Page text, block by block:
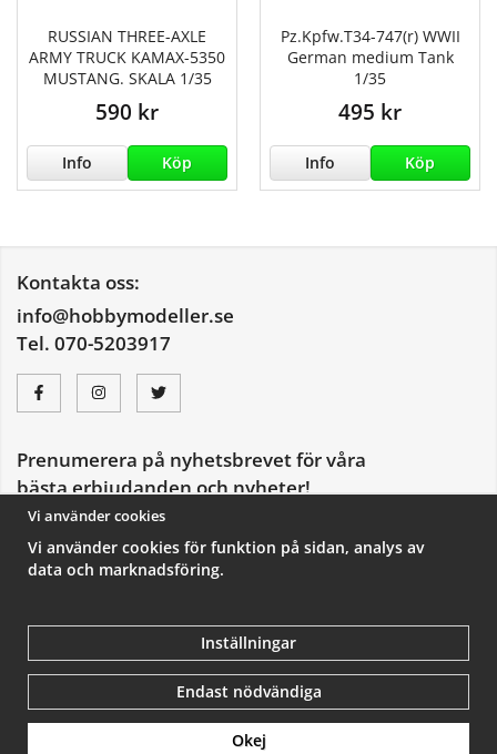
RUSSIAN THREE-AXLE
ARMY TRUCK KAMAX-5350
MUSTANG. SKALA 1/35
590 kr
Info Köp
Pz.Kpfw.T34-747(r) WWII
German medium Tank
1/35
495 kr
Info Köp
Kontakta oss:
info@hobbymodeller.se
Tel. 070-5203917
Prenumerera på nyhetsbrevet för våra
bästa erbjudanden och nyheter!
E-
postadress
De uppgifter du matar in kommer endast användas till våra nyhetsbrev.
Drift & produktion:Wikinggruppen
Vi använder cookies
Vi använder cookies för funktion på sidan, analys av
data och marknadsföring.
Inställningar
Endast nödvändiga
Okej